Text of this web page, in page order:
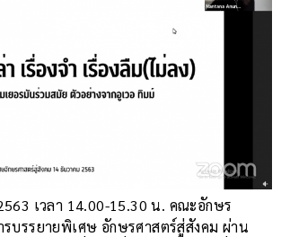
เวลา 14.00-15.30 น. คณะอักษร
รบรรยายพิเศษ อักษรศาสตร์สู่สังคม ผ่าน